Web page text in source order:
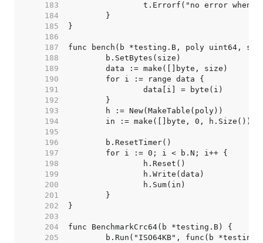
   183
   184
   185
   186
   187
   188
   189
   190
   191
   192
   193
   194
   195
   196
   197
   198
   199
   200
   201
   202
   203
   204
   205